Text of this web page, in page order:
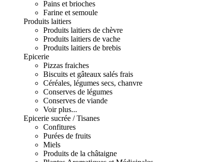
Pains et brioches
Farine et semoule
Produits laitiers
Produits laitiers de chèvre
Produits laitiers de vache
Produits laitiers de brebis
Epicerie
Pizzas fraiches
Biscuits et gâteaux salés frais
Céréales, légumes secs, chanvre
Conserves de légumes
Conserves de viande
Voir plus...
Epicerie sucrée / Tisanes
Confitures
Purées de fruits
Miels
Produits de la châtaigne